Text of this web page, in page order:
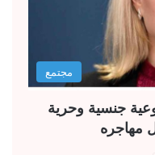
مجتمع
جنسية وحرية
مهاجره